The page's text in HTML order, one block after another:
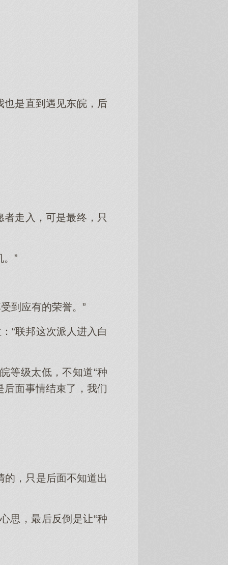
也是直到遇见东皖，后
走入，可是最终，只
”
到应有的荣誉。”
“联邦这次派人进入白
等级太低，不知道“种
后面事情结束了，我们
的，只是后面不知道出
思，最后反倒是让“种